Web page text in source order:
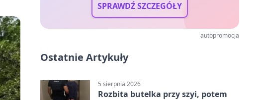
SPRAWDŹ SZCZEGÓŁY
autopromocja
Ostatnie Artykuły
5 sierpnia 2026
Rozbita butelka przy szyi, potem